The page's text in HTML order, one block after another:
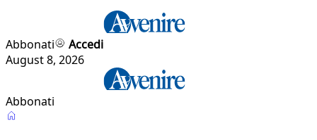
Abbonati
Accedi
August 8, 2026
Abbonati